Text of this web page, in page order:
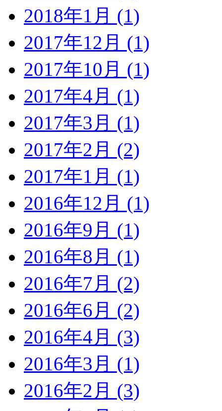
2018年1月 (1)
2017年12月 (1)
2017年10月 (1)
2017年4月 (1)
2017年3月 (1)
2017年2月 (2)
2017年1月 (1)
2016年12月 (1)
2016年9月 (1)
2016年8月 (1)
2016年7月 (2)
2016年6月 (2)
2016年4月 (3)
2016年3月 (1)
2016年2月 (3)